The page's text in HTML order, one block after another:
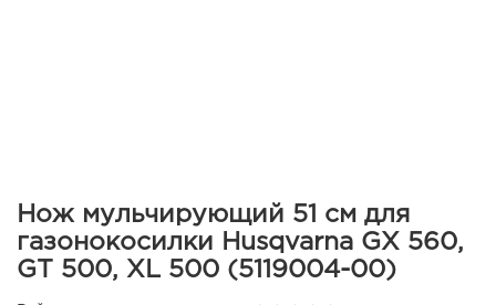
Нож мульчирующий 51 см для
газонокосилки Husqvarna GX 560,
GT 500, XL 500 (5119004-00)